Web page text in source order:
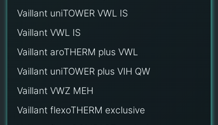
Vaillant uniTOWER VWL IS
Vaillant VWL IS
Vaillant aroTHERM plus VWL
Vaillant uniTOWER plus VIH QW
Vaillant VWZ MEH
Vaillant flexoTHERM exclusive